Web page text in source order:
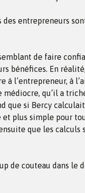
entrepreneurs
de faire
bénéfices. En
l’entrepreneur, à
qu’il a
que si Bercy
plus simple pour
que les calculs
de couteau dans le